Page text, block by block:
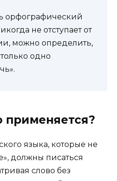
орфографический
не отступает от
можно определить,
одно
применяется?
языка, которые не
должны писаться
слово без